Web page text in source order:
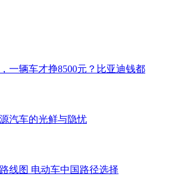
一辆车才挣8500元？比亚迪钱都
汽车的光鲜与隐忧
线图 电动车中国路径选择